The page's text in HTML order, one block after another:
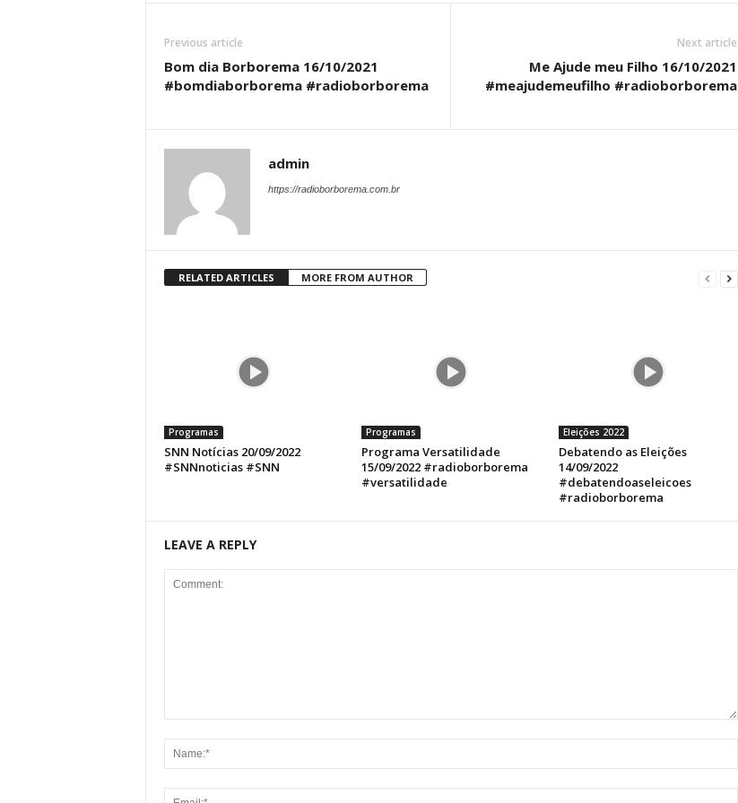
Previous article
Bom dia Borborema 16/10/2021
#bomdiaborborema #radioborborema
Next article
Me Ajude meu Filho 16/10/2021
#meajudemeufilho #radioborborema
admin
https://radioborborema.com.br
RELATED ARTICLES MORE FROM AUTHOR
Programas
SNN Notícias 20/09/2022
#SNNnoticias #SNN
Programas
Programa Versatilidade
15/09/2022 #radioborborema
#versatilidade
Eleições 2022
Debatendo as Eleições
14/09/2022
#debatendoaseleicoes
#radioborborema
LEAVE A REPLY